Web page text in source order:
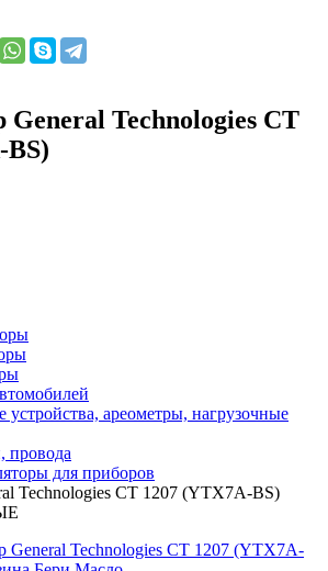
General Technologies CT
BS)
устройства, ареометры, нагрузочные
провода
для приборов
Technologies CT 1207 (YTX7A-BS)